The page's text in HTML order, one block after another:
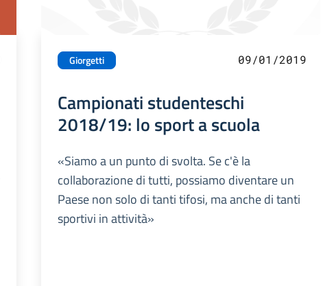
Giorgetti 09/01/2019
Campionati studenteschi
2018/19: lo sport a scuola
«Siamo a un punto di svolta. Se c'è la
collaborazione di tutti, possiamo diventare un
Paese non solo di tanti tifosi, ma anche di tanti
sportivi in attività»